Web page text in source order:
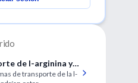
de l-arginina y
de óxido nítrico
de transporte de la l-